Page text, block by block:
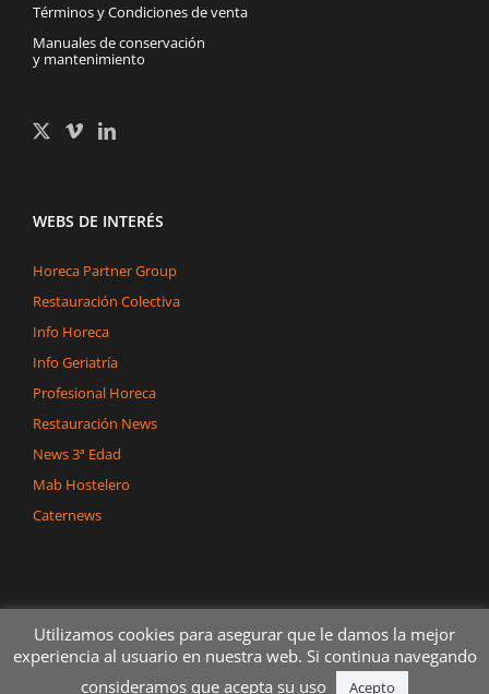
Términos y Condiciones de venta
Manuales de conservación
y mantenimiento
WEBS DE INTERÉS
Horeca Partner Group
Restauración Colectiva
Info Horeca
Info Geriatría
Profesional Horeca
Restauración News
News 3ª Edad
Mab Hostelero
Caternews
Copyright 2020 Dégerman Todos los derechos reservados
Utilizamos cookies para asegurar que le damos la mejor
experiencia al usuario en nuestra web. Si continua navegando
consideramos que acepta su uso
Acepto